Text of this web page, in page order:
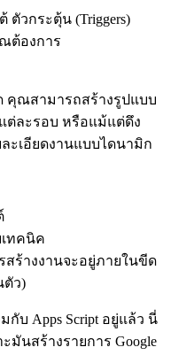
ตัวกระตุ้น (Triggers)
ต้องการ
คุณสามารถสร้างรูปแบบ
ละรอบ หรือแม้แต่ดึง
ละเอียดงานแบบไดนามิก
ทคนิค
ร้างงานจะอยู่ภายในขีด
ตัว)
กับ Apps Script อยู่แล้ว นี่
มันสร้างรายการ Google